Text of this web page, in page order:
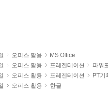
오피스 활용
MS Office
오피스 활용 프레젠테이션
파워
오피스 활용 프레젠테이션
PT기
오피스 활용
한글